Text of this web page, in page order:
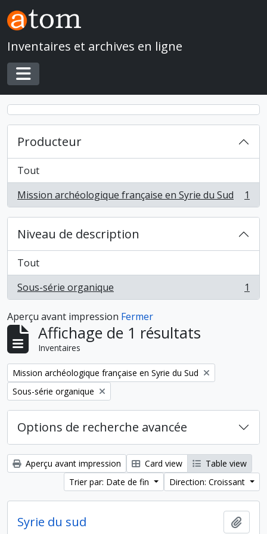
Skip to main content
Inventaires et archives en ligne
Toggle navigation
Producteur
Tout
Mission archéologique française en Syrie du Sud
, 1 résultats 1
Niveau de description
Tout
Sous-série organique
, 1 résultats 1
Aperçu avant impression Fermer
Affichage de 1 résultats
Inventaires
Remove filter:
Mission archéologique française en Syrie du Sud
Remove filter:
Sous-série organique
Options de recherche avancée
Aperçu avant impression Card view
Table view
Trier par: Date de fin
Direction: Croissant
Syrie du sud